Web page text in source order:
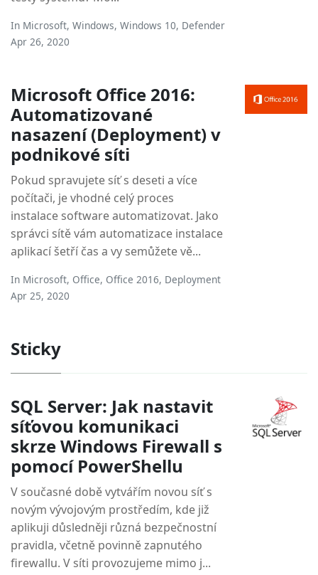
In Microsoft, Windows, Windows 10, Defender
Apr 26, 2020
Microsoft Office 2016:
Automatizované
nasazení (Deployment) v
podnikové síti
Pokud spravujete síť s deseti a více
počítači, je vhodné celý proces
instalace software automatizovat. Jako
správci sítě vám automatizace instalace
aplikací šetří čas a vy semůžete vě...
In Microsoft, Office, Office 2016, Deployment
Apr 25, 2020
Sticky
SQL Server: Jak nastavit
síťovou komunikaci
skrze Windows Firewall s
pomocí PowerShellu
V současné době vytvářím novou síť s
novým vývojovým prostředím, kde již
aplikuji důsledněji různá bezpečnostní
pravidla, včetně povinně zapnutého
firewallu. V síti provozujeme mimo j...